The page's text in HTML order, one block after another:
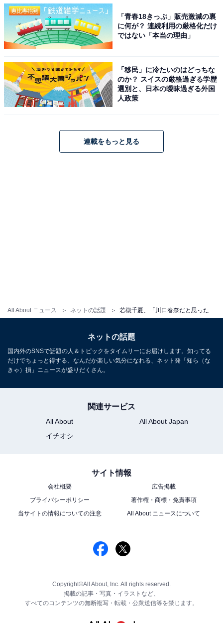
All About ニュース ネットの話題
「青春18きっぷ」販売激減の裏
に何が？ 連続利用の厳格化だけ
ではない「本当の理由」
「移民」に冷たいのはどっちな
のか？ スイスの厳格過ぎる学歴
選別と、日本の曖昧過ぎる外国
人政策
連載をもっと見る
ネットの話題
国内外のSNSで話題の人＆トピックをタイムリーにお届けします。知ってる
だけでちょっと得する、なんだか楽しい気分になれる、ネット発「知ら（な
きゃ）損」ニュースが盛りだくさん。
関連サービス
All About
All About Japan
イチオシ
サイト情報
会社概要
広告掲載
プライバシーポリシー
著作権・商標・免責事項
当サイトの情報についての注意
All About ニュースについて
Copyright©All About, Inc. All rights reserved.
掲載の記事・写真・イラストなど、
すべてのコンテンツの無断複写・転載・公衆送信等を禁じます。